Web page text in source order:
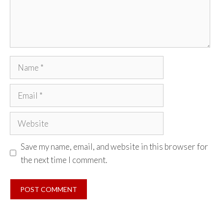
Name
Email
Website
Save my name, email, and website in this browser for
the next time I comment.